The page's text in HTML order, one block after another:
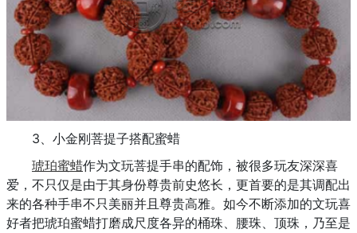
3、小金刚菩提子搭配蜜蜡
琥珀蜜蜡作为文玩菩提手串的配饰，被很多玩友深深喜
爱，不只仅是由于其身份尊贵前史悠长，更首要的是其调配出
来的各种手串不只美丽并且尊贵高雅。如今不断添加的文玩喜
好者把琥珀蜜蜡打磨成尺度各异的桶珠、腰珠、顶珠，乃至是